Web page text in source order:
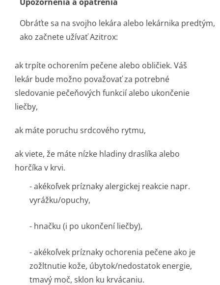
Obráťte sa na svojho lekára alebo lekárnika predtým,
ako začnete užívať Azitrox:
ak trpíte ochorením pečene alebo obličiek. Váš
lekár bude možno považovať za potrebné
sledovanie pečeňových funkcií alebo ukončenie
liečby,
ak máte poruchu srdcového rytmu,
ak viete, že máte nízke hladiny draslíka alebo
horčíka v krvi.
-akékoľvek príznaky alergickej reakcie napr.
vyrážku/opuchy,
- hnačku (i po ukončení liečby),
-akékoľvek príznaky ochorenia pečene ako je
zožltnutie kože, úbytok/nedostatok energie,
tmavý moč, sklon ku krvácaniu.